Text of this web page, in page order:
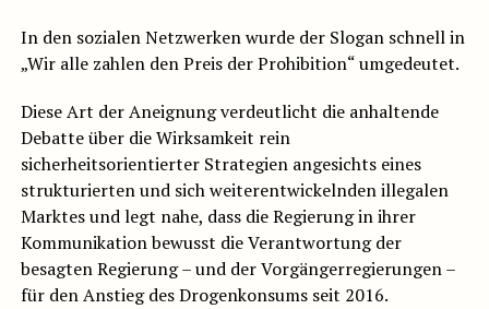
In den sozialen Netzwerken wurde der Slogan schnell in
„Wir alle zahlen den Preis der Prohibition“ umgedeutet.
Diese Art der Aneignung verdeutlicht die anhaltende
Debatte über die Wirksamkeit rein
sicherheitsorientierter Strategien angesichts eines
strukturierten und sich weiterentwickelnden illegalen
Marktes und legt nahe, dass die Regierung in ihrer
Kommunikation bewusst die Verantwortung der
besagten Regierung – und der Vorgängerregierungen –
für den Anstieg des Drogenkonsums seit 2016.